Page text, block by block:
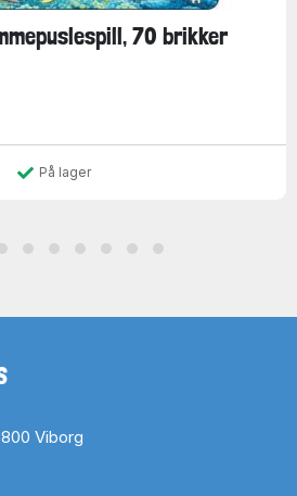
70 brikker
På lager
Viborg